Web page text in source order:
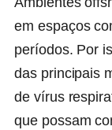
em espaços
períodos. Por
das principais
de vírus
que possam